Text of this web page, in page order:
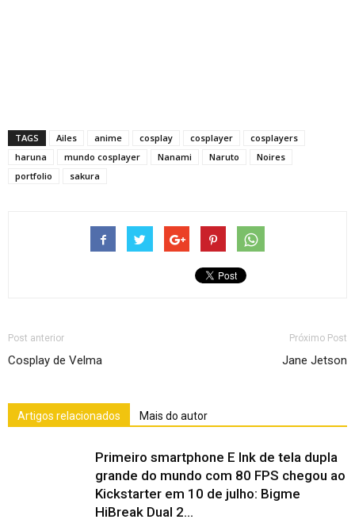
TAGS Ailes anime cosplay cosplayer
cosplayers
haruna
mundo cosplayer Nanami Naruto
Noires
portfolio
sakura
Post anterior
Cosplay de Velma
Próximo Post
Jane Jetson
Artigos relacionados Mais do autor
Primeiro smartphone E Ink de tela dupla
grande do mundo com 80 FPS chegou ao
Kickstarter em 10 de julho: Bigme
HiBreak Dual 2...